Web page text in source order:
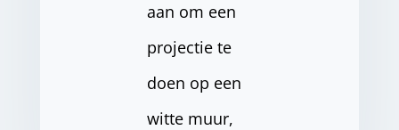
aan om een
projectie te
doen op een
witte muur,